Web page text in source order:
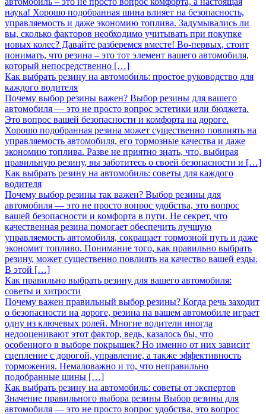
наука! Хорошо подобранная шина влияет на безопасность,
управляемость и даже экономию топлива. Задумывались ли
вы, сколько факторов необходимо учитывать при покупке
новых колес? Давайте разберемся вместе! Во-первых, стоит
понимать, что резина – это тот элемент вашего автомобиля,
который непосредственно […]
Как выбрать резину на автомобиль: простое руководство для
каждого водителя
Почему выбор резины важен? Выбор резины для вашего
автомобиля — это не просто вопрос эстетики или бюджета.
Это вопрос вашей безопасности и комфорта на дороге.
Хорошо подобранная резина может существенно повлиять на
управляемость автомобиля, его тормозные качества и даже
экономию топлива. Разве не приятно знать, что, выбирая
правильную резину, вы заботитесь о своей безопасности и […]
Как выбрать резину на автомобиль: советы для каждого
водителя
Почему выбор резины так важен? Выбор резины для
автомобиля — это не просто вопрос удобства, это вопрос
вашей безопасности и комфорта в пути. Не секрет, что
качественная резина помогает обеспечить лучшую
управляемость автомобиля, сокращает тормозной путь и даже
экономит топливо. Понимание того, как правильно выбрать
резину, может существенно повлиять на качество вашей езды.
В этой […]
Как правильно выбрать резину для вашего автомобиля:
советы и хитрости
Почему важен правильный выбор резины? Когда речь заходит
о безопасности на дороге, резина на вашем автомобиле играет
одну из ключевых ролей. Многие водители иногда
недооценивают этот фактор, ведь, казалось бы, что
особенного в выборе покрышек? Но именно от них зависит
сцепление с дорогой, управление, а также эффективность
торможения. Немаловажно и то, что неправильно
подобранные шины […]
Как выбрать резину на автомобиль: советы от экспертов
Значение правильного выбора резины Выбор резины для
автомобиля — это не просто вопрос удобства, это вопрос